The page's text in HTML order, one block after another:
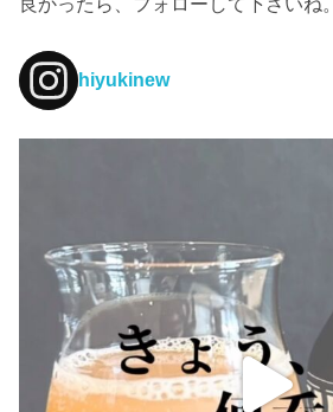
hiyukinew